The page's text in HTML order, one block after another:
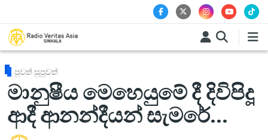
පුවත් සුපුවත්
මානුෂීය මෙහෙයුමේ දී දිවිපිදූ
ආදී ආනන්දීයන් සැමරේ...